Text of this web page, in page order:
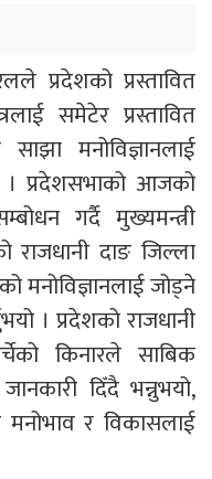
प्रदेशको प्रस्तावित
समेटेर प्रस्तावित
मनोविज्ञानलाई
। प्रदेशसभाको आजको
गर्दै मुख्यमन्त्री
दाङ जिल्ला
मनोविज्ञानलाई जोड्ने
। प्रदेशको राजधानी
किनारले साबिक
दिँदै भन्नुभयो,
र विकासलाई